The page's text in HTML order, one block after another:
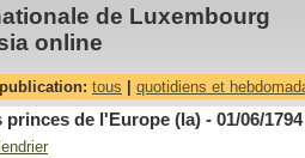
de Luxembourg
online
tous quotidiens et
de l'Europe (la) - 01/06/1794